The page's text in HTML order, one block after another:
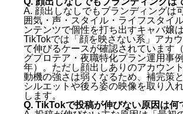
A. 顔出しなしでもブランディングは
囲気・声・スタイル・ライフスタイ
ンテンツで個性を打ち出すキャバ嬢
TikTokでは「顔を映さない系」アカ
て伸びるケースが確認されています
グプロテア・夜職特化プラン運用事
年）。ただし顔出しありのアカウン
動機の強さは弱くなるため、補完策
シルエットや後ろ姿の映像を取り入
します。
Q. TikTokで投稿が伸びない原因は何